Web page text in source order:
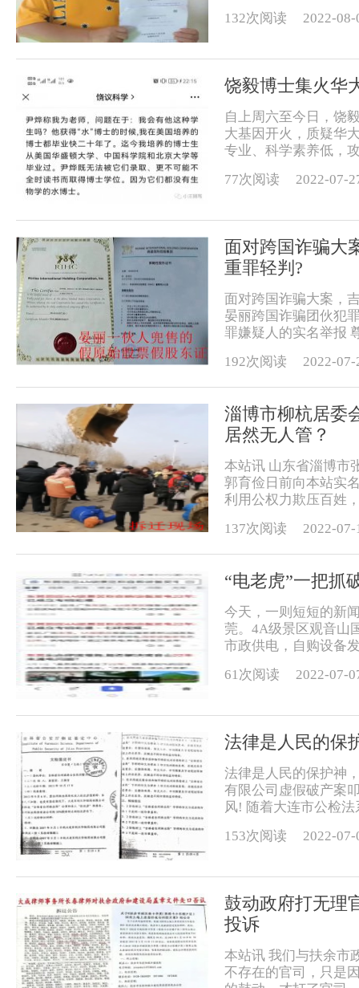
132次阅读
2022-
饶毅博士集火华
自上周六至今日，饶
大基因开火，质疑华
专业、科学素养低，
77次阅读
2022-07-
面对跨国诈骗大
重罪轻判?
面对跨国诈骗大案，
晏丽跨国诈骗团伙犯
罪嫌疑人的实名举报
192次阅读
2022-
淄博市柳杭居委
居然无人管？
本站讯 山东省淄博市
郭育俭日前向本站实
利用公权力欺压百姓
137次阅读
2022-
“电老虎”一把抓
今天，一则短短的新
莞。4A级景区观音山
市政供电，自购设备
61次阅读
2022-07-
法律是人民的保
法律是人民的保护神
有限公司虚假破产案
风! 随着大连市公检
153次阅读
2022-
鼓动政府打无理
投诉
本站讯 我们与扶余市
不存在的官司，只是